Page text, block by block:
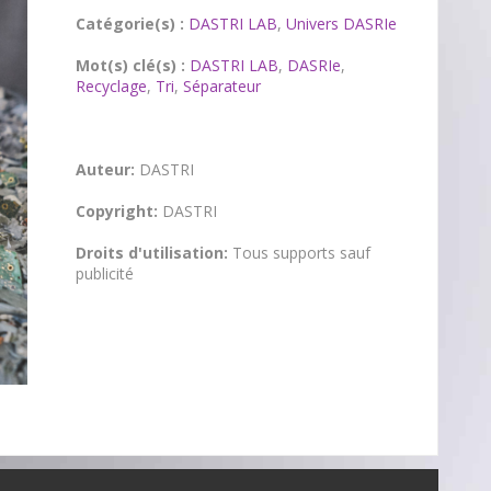
Catégorie(s) : DASTRI LAB, Univers DASRIe
Mot(s) clé(s) : DASTRI LAB, DASRIe,
Recyclage, Tri, Séparateur
Auteur: DASTRI
Copyright: DASTRI
Droits d'utilisation: Tous supports sauf
publicité